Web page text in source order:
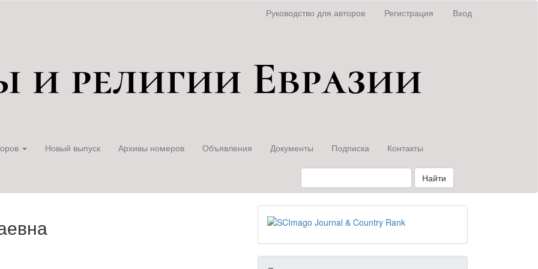
Руководство для авторов Регистрация Вход
Новый выпуск Архивы номеров Объявления Документы Подписка Контакты
Найти